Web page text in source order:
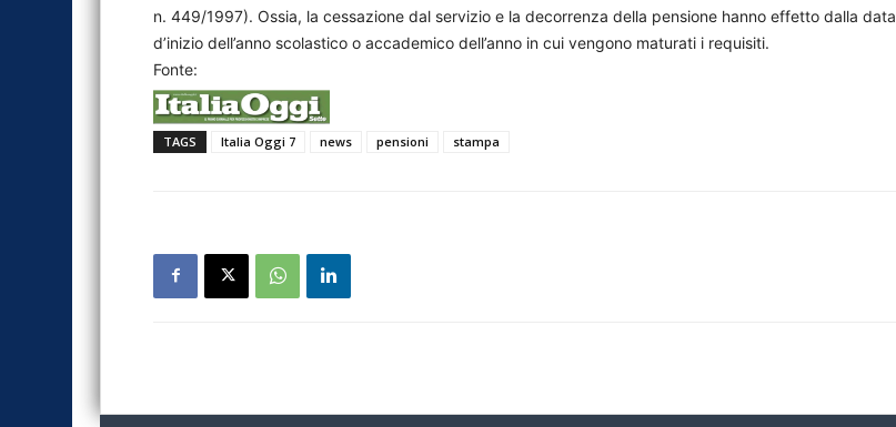
n. 449/1997). Ossia, la cessazione dal servizio e la decorrenza della pensione hanno effetto dalla data
d’inizio dell’anno scolastico o accademico dell’anno in cui vengono maturati i requisiti.
Fonte:
TAGS Italia Oggi 7 news pensioni stampa